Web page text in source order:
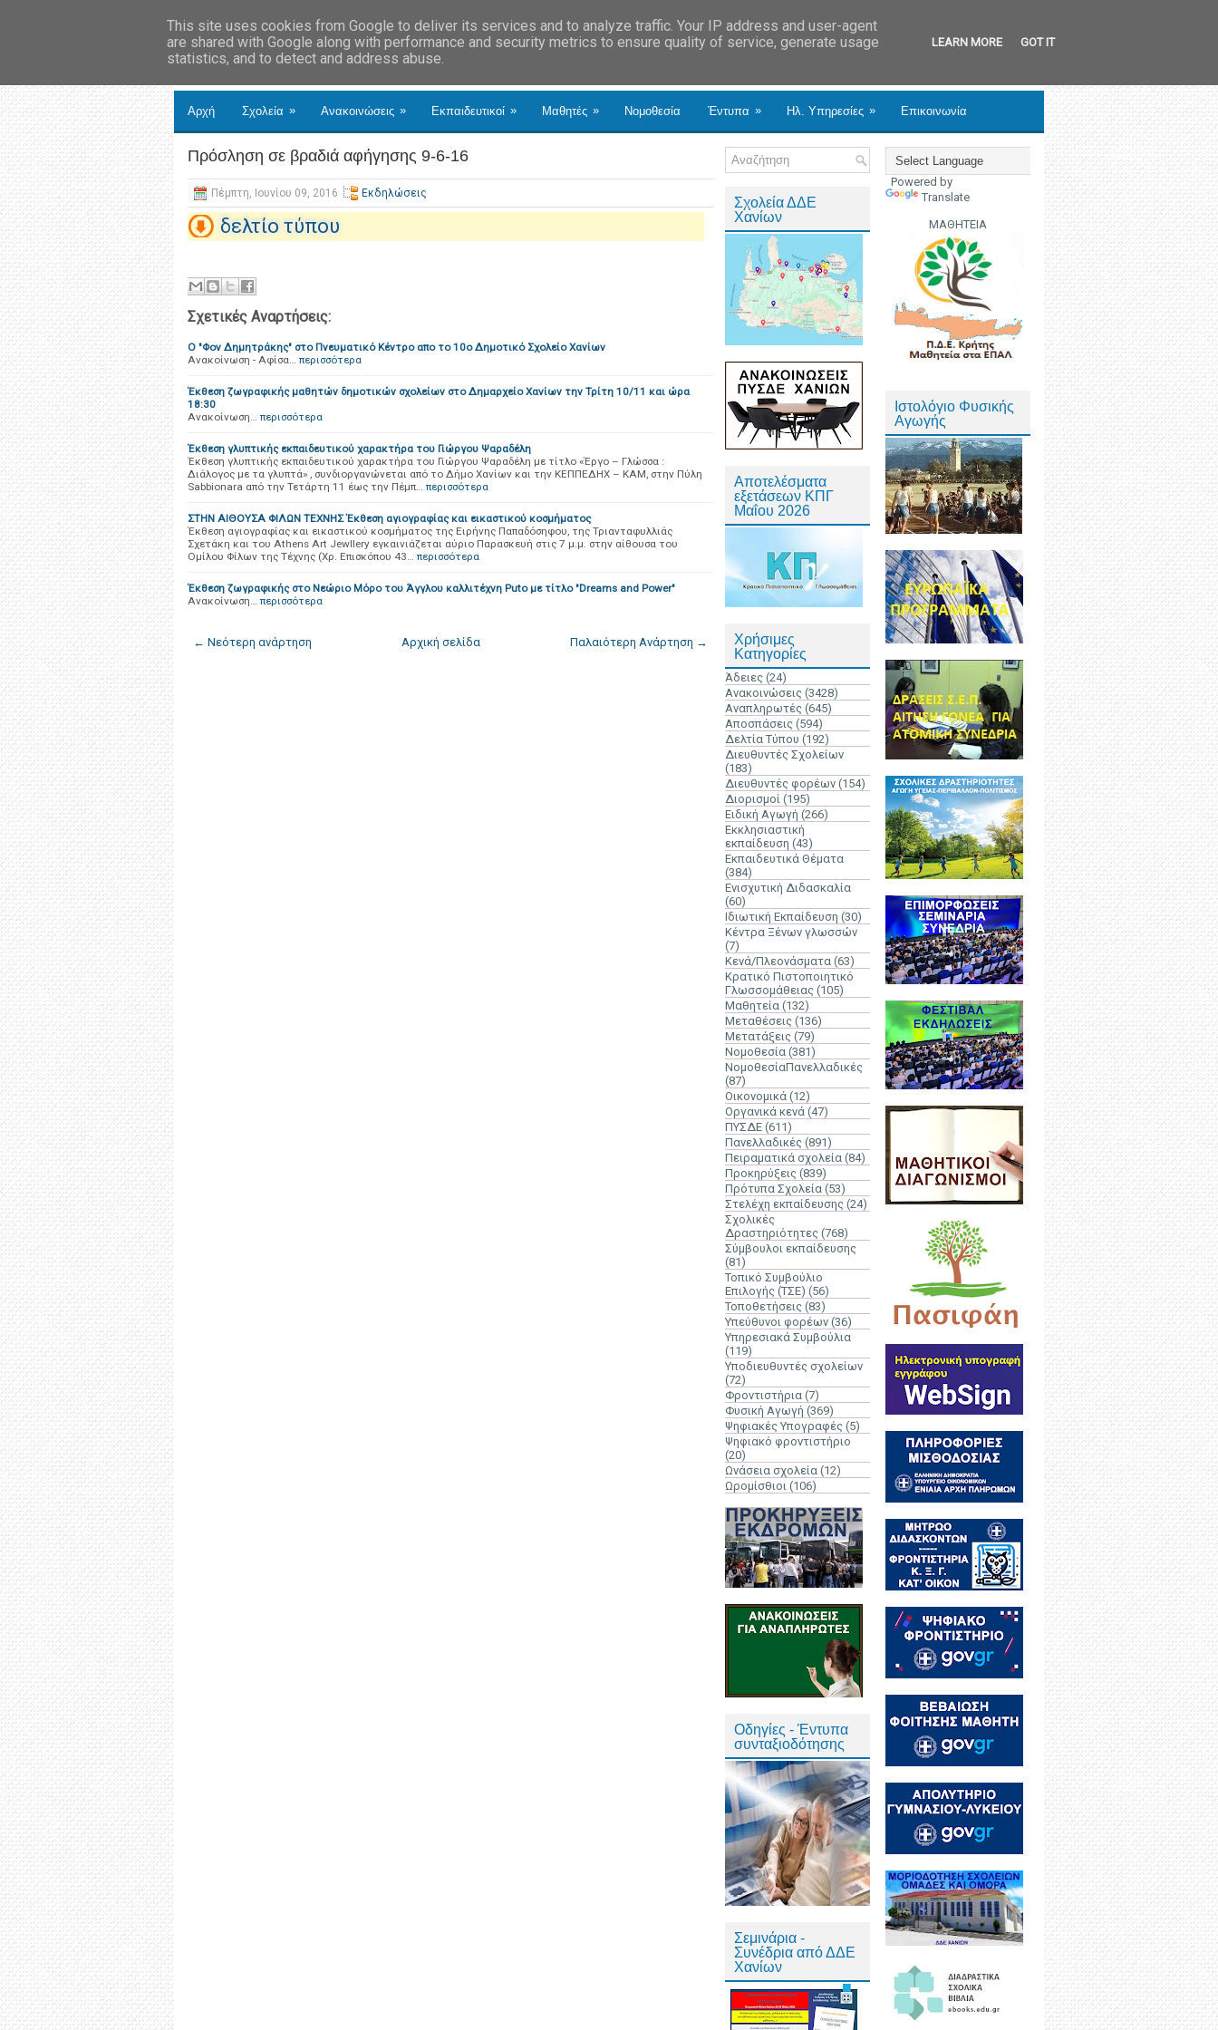
Αρχή Σχολεία » Ανακοινώσεις » Εκπαιδευτικοί » Μαθητές » Νομοθεσία Έντυπα » Ηλ. Υπηρεσίες » Επικοινωνία
Πρόσληση σε βραδιά αφήγησης 9-6-16
Πέμπτη, Ιουνίου 09, 2016 Εκδηλώσεις
δελτίο τύπου
Σχετικές Αναρτήσεις:
Ο "Φον Δημητράκης" στο Πνευματικό Κέντρο απο το 10ο Δημοτικό Σχολείο Χανίων
Ανακοίνωση - Αφίσα… περισσότερα
Έκθεση ζωγραφικής μαθητών δημοτικών σχολείων στο Δημαρχείο Χανίων την Τρίτη 10/11 και ώρα
18:30
Ανακοίνωση… περισσότερα
Έκθεση γλυπτικής εκπαιδευτικού χαρακτήρα του Γιώργου Ψαραδέλη
Έκθεση γλυπτικής εκπαιδευτικού χαρακτήρα του Γιώργου Ψαραδέλη με τίτλο «Έργο – Γλώσσα :
Διάλογος με τα γλυπτά» , συνδιοργανώνεται από το Δήμο Χανίων και την ΚΕΠΠΕΔΗΧ – ΚΑΜ, στην Πύλη
Sabbionara από την Τετάρτη 11 έως την Πέμπ… περισσότερα
ΣΤΗΝ ΑΙΘΟΥΣΑ ΦΙΛΩΝ ΤΕΧΝΗΣ Έκθεση αγιογραφίας και εικαστικού κοσμήματος
Έκθεση αγιογραφίας και εικαστικού κοσμήματος της Ειρήνης Παπαδόσηφου, της Τριανταφυλλιάς
Σχετάκη και του Athens Art Jewllery εγκαινιάζεται αύριο Παρασκευή στις 7 μ.μ. στην αίθουσα του
Ομίλου Φίλων της Τέχνης (Χρ. Επισκόπου 43… περισσότερα
Έκθεση ζωγραφικής στο Νεώριο Μόρο του Άγγλου καλλιτέχνη Puto με τίτλο "Dreams and Power"
Ανακοίνωση… περισσότερα
← Νεότερη ανάρτηση Παλαιότερη Ανάρτηση →
Αρχική σελίδα
Σχολεία ΔΔΕ
Χανίων
Αποτελέσματα
εξετάσεων ΚΠΓ
Μαΐου 2026
Χρήσιμες
Κατηγορίες
Άδειες (24)
Ανακοινώσεις (3428)
Αναπληρωτές (645)
Αποσπάσεις (594)
Δελτία Τύπου (192)
Διευθυντές Σχολείων
(183)
Διευθυντές φορέων (154)
Διορισμοί (195)
Ειδική Αγωγή (266)
Εκκλησιαστική
εκπαίδευση (43)
Εκπαιδευτικά Θέματα
(384)
Ενισχυτική Διδασκαλία
(60)
Ιδιωτική Εκπαίδευση (30)
Κέντρα Ξένων γλωσσών
(7)
Κενά/Πλεονάσματα (63)
Κρατικό Πιστοποιητικό
Γλωσσομάθειας (105)
Μαθητεία (132)
Μεταθέσεις (136)
Μετατάξεις (79)
Νομοθεσία (381)
ΝομοθεσίαΠανελλαδικές
(87)
Οικονομικά (12)
Οργανικά κενά (47)
ΠΥΣΔΕ (611)
Πανελλαδικές (891)
Πειραματικά σχολεία (84)
Προκηρύξεις (839)
Πρότυπα Σχολεία (53)
Στελέχη εκπαίδευσης (24)
Σχολικές
Δραστηριότητες (768)
Σύμβουλοι εκπαίδευσης
(81)
Τοπικό Συμβούλιο
Επιλογής (ΤΣΕ) (56)
Τοποθετήσεις (83)
Υπεύθυνοι φορέων (36)
Υπηρεσιακά Συμβούλια
(119)
Υποδιευθυντές σχολείων
(72)
Φροντιστήρια (7)
Φυσική Αγωγή (369)
Ψηφιακές Υπογραφές (5)
Ψηφιακό φροντιστήριο
(20)
Ωνάσεια σχολεία (12)
Ωρομίσθιοι (106)
Οδηγίες - Έντυπα
συνταξιοδότησης
Σεμινάρια -
Συνέδρια από ΔΔΕ
Χανίων
Powered by
Translate
ΜΑΘΗΤΕΙΑ
Ιστολόγιο Φυσικής
Αγωγής
This site uses cookies from Google to deliver its services and to analyze traffic. Your IP address and user-agent
are shared with Google along with performance and security metrics to ensure quality of service, generate usage
statistics, and to detect and address abuse.
LEARN MORE GOT IT